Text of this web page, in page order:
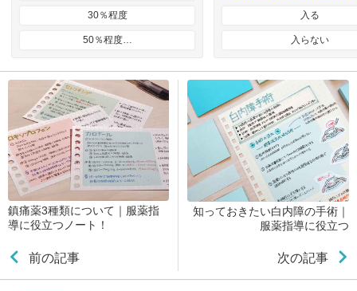
30％程度
50％程度…
入る
入らない
鎮痛薬3種類について｜服薬指
導に役立つノート！
前の記事
知っておきたい白内障の手術｜
服薬指導に役立つ
次の記事